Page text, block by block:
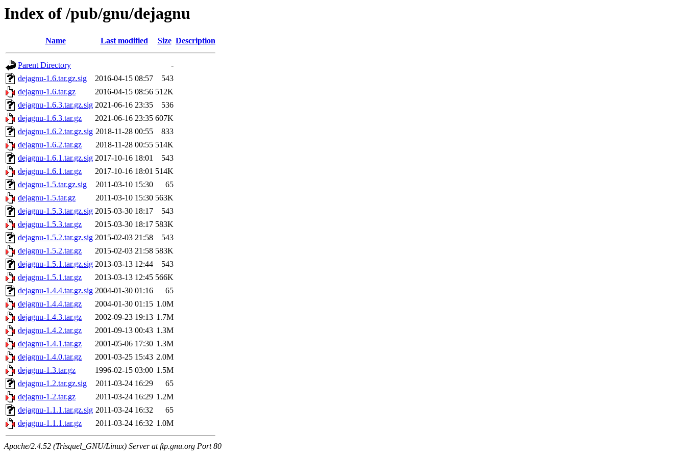
Index of /pub/gnu/dejagnu
Name Last modified Size Description
Parent Directory
-
dejagnu-1.6.tar.gz.sig
2016-04-15 08:57
543
dejagnu-1.6.tar.gz
2016-04-15 08:56 512K
dejagnu-1.6.3.tar.gz.sig 2021-06-16 23:35
536
dejagnu-1.6.3.tar.gz
2021-06-16 23:35 607K
dejagnu-1.6.2.tar.gz.sig 2018-11-28 00:55
833
dejagnu-1.6.2.tar.gz
2018-11-28 00:55 514K
dejagnu-1.6.1.tar.gz.sig 2017-10-16 18:01
543
dejagnu-1.6.1.tar.gz
2017-10-16 18:01 514K
dejagnu-1.5.tar.gz.sig
2011-03-10 15:30
65
dejagnu-1.5.tar.gz
2011-03-10 15:30 563K
dejagnu-1.5.3.tar.gz.sig 2015-03-30 18:17
543
dejagnu-1.5.3.tar.gz
2015-03-30 18:17 583K
dejagnu-1.5.2.tar.gz.sig 2015-02-03 21:58
543
dejagnu-1.5.2.tar.gz
2015-02-03 21:58 583K
dejagnu-1.5.1.tar.gz.sig 2013-03-13 12:44
543
dejagnu-1.5.1.tar.gz
2013-03-13 12:45 566K
dejagnu-1.4.4.tar.gz.sig 2004-01-30 01:16
65
dejagnu-1.4.4.tar.gz
2004-01-30 01:15 1.0M
dejagnu-1.4.3.tar.gz
2002-09-23 19:13 1.7M
dejagnu-1.4.2.tar.gz
2001-09-13 00:43 1.3M
dejagnu-1.4.1.tar.gz
2001-05-06 17:30 1.3M
dejagnu-1.4.0.tar.gz
2001-03-25 15:43 2.0M
dejagnu-1.3.tar.gz
1996-02-15 03:00 1.5M
dejagnu-1.2.tar.gz.sig
2011-03-24 16:29
65
dejagnu-1.2.tar.gz
2011-03-24 16:29 1.2M
dejagnu-1.1.1.tar.gz.sig 2011-03-24 16:32
65
dejagnu-1.1.1.tar.gz
2011-03-24 16:32 1.0M
Apache/2.4.52 (Trisquel_GNU/Linux) Server at ftp.gnu.org Port 80